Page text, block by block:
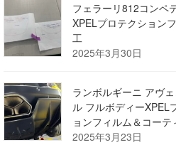
フェラーリ812コンペ
XPELプロテクション
工
2025年3月30日
ランボルギーニ アヴ
ル フルボディーXPEL
ョンフィルム＆コーテ
2025年3月23日